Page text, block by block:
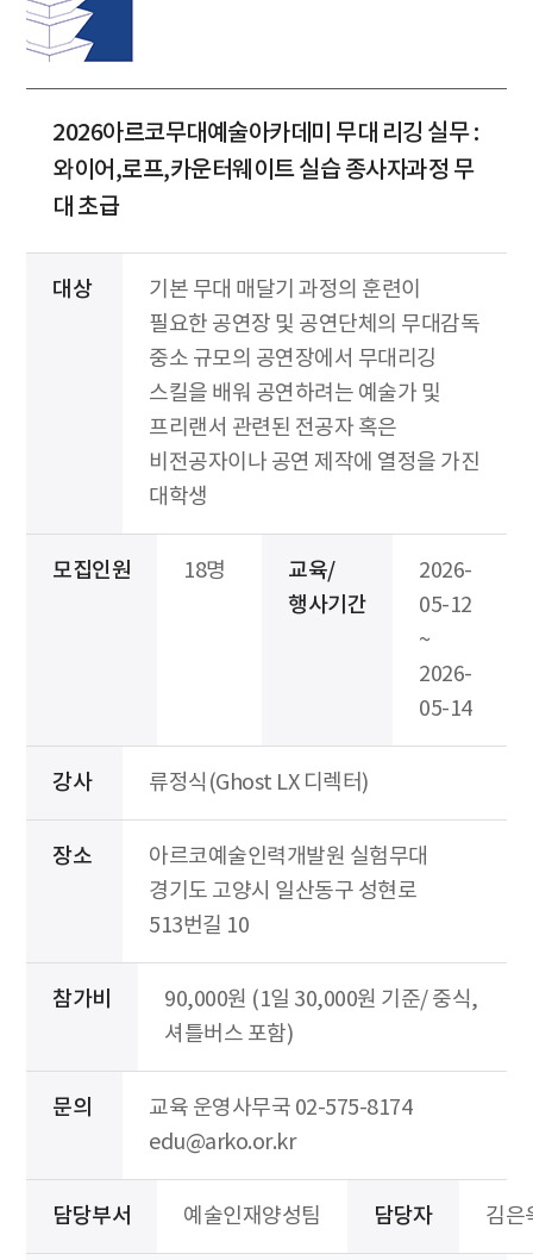
2026아르코무대예술아카데미 무대 리깅 실무 :
와이어,로프,카운터웨이트 실습 종사자과정 무
대 초급
대상
기본 무대 매달기 과정의 훈련이
필요한 공연장 및 공연단체의 무대감독
중소 규모의 공연장에서 무대리깅
스킬을 배워 공연하려는 예술가 및
프리랜서 관련된 전공자 혹은
비전공자이나 공연 제작에 열정을 가진
대학생
모집인원 18명
교육/
행사기간
2026-
05-12
~
2026-
05-14
강사 류정식(Ghost LX 디렉터)
장소
아르코예술인력개발원 실험무대
경기도 고양시 일산동구 성현로
513번길 10
참가비
90,000원 (1일 30,000원 기준/ 중식,
셔틀버스 포함)
문의
교육 운영사무국 02-575-8174
edu@arko.or.kr
담당부서 예술인재양성팀 담당자 김은